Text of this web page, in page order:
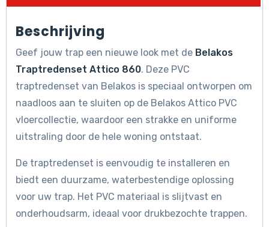
Beschrijving
Geef jouw trap een nieuwe look met de Belakos
Traptredenset Attico 860. Deze PVC
traptredenset van Belakos is speciaal ontworpen om
naadloos aan te sluiten op de Belakos Attico PVC
vloercollectie, waardoor een strakke en uniforme
uitstraling door de hele woning ontstaat.
De traptredenset is eenvoudig te installeren en
biedt een duurzame, waterbestendige oplossing
voor uw trap. Het PVC materiaal is slijtvast en
onderhoudsarm, ideaal voor drukbezochte trappen.